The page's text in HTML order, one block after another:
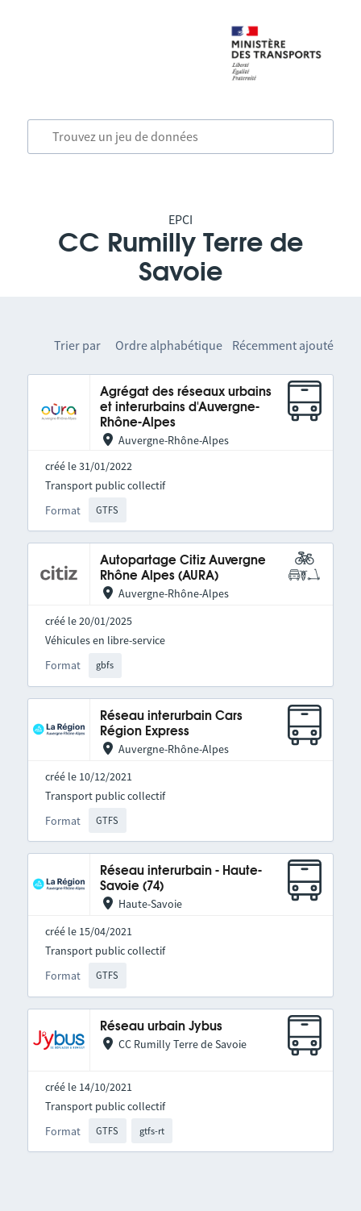
EPCI
CC Rumilly Terre de
Savoie
Trier par Ordre alphabétique Récemment ajouté
Agrégat des réseaux urbains
et interurbains d'Auvergne-
Rhône-Alpes
Auvergne-Rhône-Alpes
créé le 31/01/2022
Format GTFS
Transport public collectif
Autopartage Citiz Auvergne
Rhône Alpes (AURA)
Auvergne-Rhône-Alpes
créé le 20/01/2025
Format gbfs
Véhicules en libre-service
Réseau interurbain Cars
Région Express
Auvergne-Rhône-Alpes
créé le 10/12/2021
Format GTFS
Transport public collectif
Réseau interurbain - Haute-
Savoie (74)
Haute-Savoie
créé le 15/04/2021
Format GTFS
Transport public collectif
Réseau urbain Jybus
CC Rumilly Terre de Savoie
créé le 14/10/2021
Format GTFS gtfs-rt
Transport public collectif